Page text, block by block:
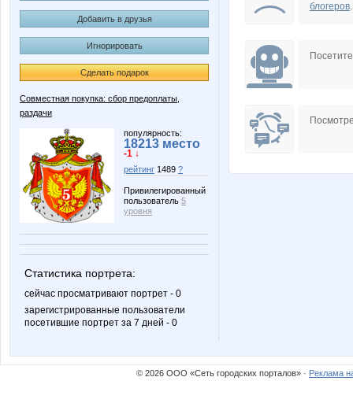
Добавить в друзья
Игнорировать
Сделать подарок
Совместная покупка: сбор предоплаты,
раздачи
популярность:
18213 место
-1 ↓
рейтинг 1489 ?
Привилегированный
пользователь 5
уровня
Статистика портрета:
сейчас просматривают портрет - 0
зарегистрированные пользователи
посетившие портрет за 7 дней - 0
Barbra
Esha24
блогеров.
© 2026 ООО «Сеть городских порталов» · Реклама